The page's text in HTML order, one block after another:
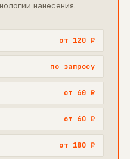
нанесения.
от 120 ₽
по запросу
от 60 ₽
от 60 ₽
от 180 ₽